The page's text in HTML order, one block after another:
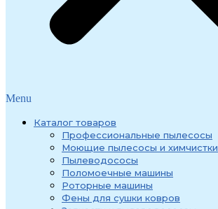
Menu
Каталог товаров
Профессиональные пылесосы
Моющие пылесосы и химчистки
Пылеводососы
Поломоечные машины
Роторные машины
Фены для сушки ковров